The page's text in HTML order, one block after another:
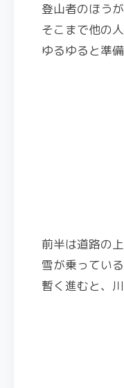
登山者のほう
そこまで他の人
ゆるゆると準
前半は道路の
雪が乗ってい
暫く進むと、